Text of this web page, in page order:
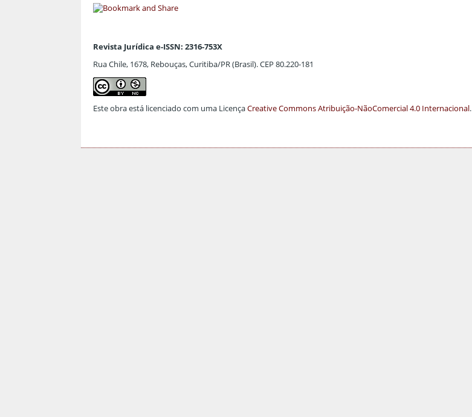
Revista Jurídica e-ISSN: 2316-753X
Rua Chile, 1678, Rebouças, Curitiba/PR (Brasil). CEP 80.220-181
Este obra está licenciado com uma LicençaCreative Commons Atribuição-NãoComercial 4.0 Internacional.